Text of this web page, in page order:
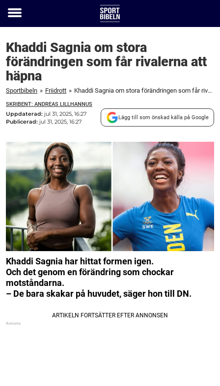
Toggle
Khaddi Sagnia om stora
förändringen som får rivalerna att
häpna
Sportbibeln » Friidrott » Khaddi Sagnia om stora förändringen som får rivalerna att häpna
SKRIBENT: ANDREAS LILLHANNUS
Uppdaterad: jul 31, 2025, 16:27
Publicerad: jul 31, 2025, 16:27
Lägg till som önskad källa på Google
Khaddi Sagnia har hittat formen igen.
Och det genom en förändring som chockar
motståndarna.
– De bara skakar på huvudet, säger hon till DN.